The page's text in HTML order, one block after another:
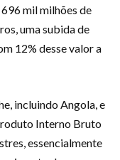
mil milhões de
uma subida de
12% desse valor a
incluindo Angola, e
Interno Bruto
essencialmente